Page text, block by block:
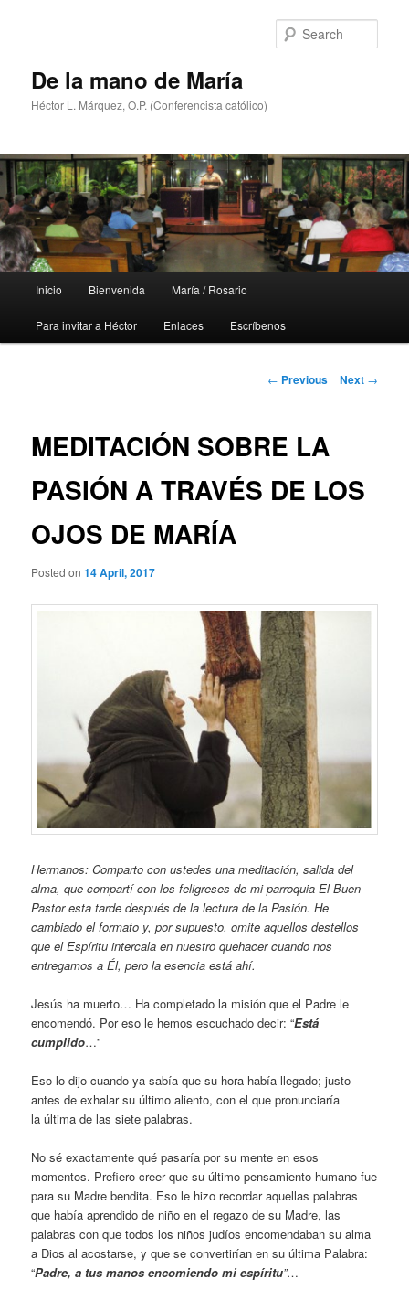
De la mano de María
Héctor L. Márquez, O.P. (Conferencista católico)
Inicio Bienvenida María / Rosario
Para invitar a Héctor Enlaces Escríbenos
Post
← Previous Next →
MEDITACIÓN SOBRE LA
PASIÓN A TRAVÉS DE LOS
OJOS DE MARÍA
Posted on14 April, 2017
Hermanos: Comparto con ustedes una meditación, salida del
alma, que compartí con los feligreses de mi parroquia El Buen
Pastor esta tarde después de la lectura de la Pasión. He
cambiado el formato y, por supuesto, omite aquellos destellos
que el Espíritu intercala en nuestro quehacer cuando nos
entregamos a Él, pero la esencia está ahí.
Jesús ha muerto… Ha completado la misión que el Padre le
encomendó. Por eso le hemos escuchado decir: “Está
cumplido…”
Eso lo dijo cuando ya sabía que su hora había llegado; justo
antes de exhalar su último aliento, con el que pronunciaría
la última de las siete palabras.
No sé exactamente qué pasaría por su mente en esos
momentos. Prefiero creer que su último pensamiento humano fue
para su Madre bendita. Eso le hizo recordar aquellas palabras
que había aprendido de niño en el regazo de su Madre, las
palabras con que todos los niños judíos encomendaban su alma
a Dios al acostarse, y que se convertirían en su última Palabra:
“Padre, a tus manos encomiendo mi espíritu”…